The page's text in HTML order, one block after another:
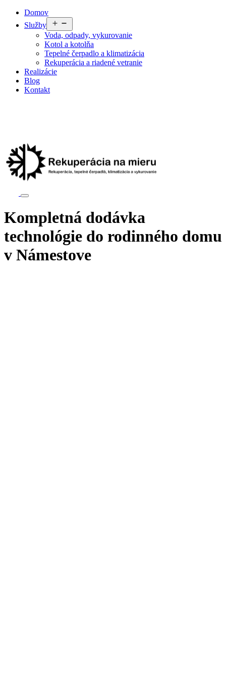
Domov
Služby
Voda, odpady, vykurovanie
Kotol a kotolňa
Tepelné čerpadlo a klimatizácia
Rekuperácia a riadené vetranie
Realizácie
Blog
Kontakt
Kompletná dodávka
technológie do rodinného domu
v Námestove